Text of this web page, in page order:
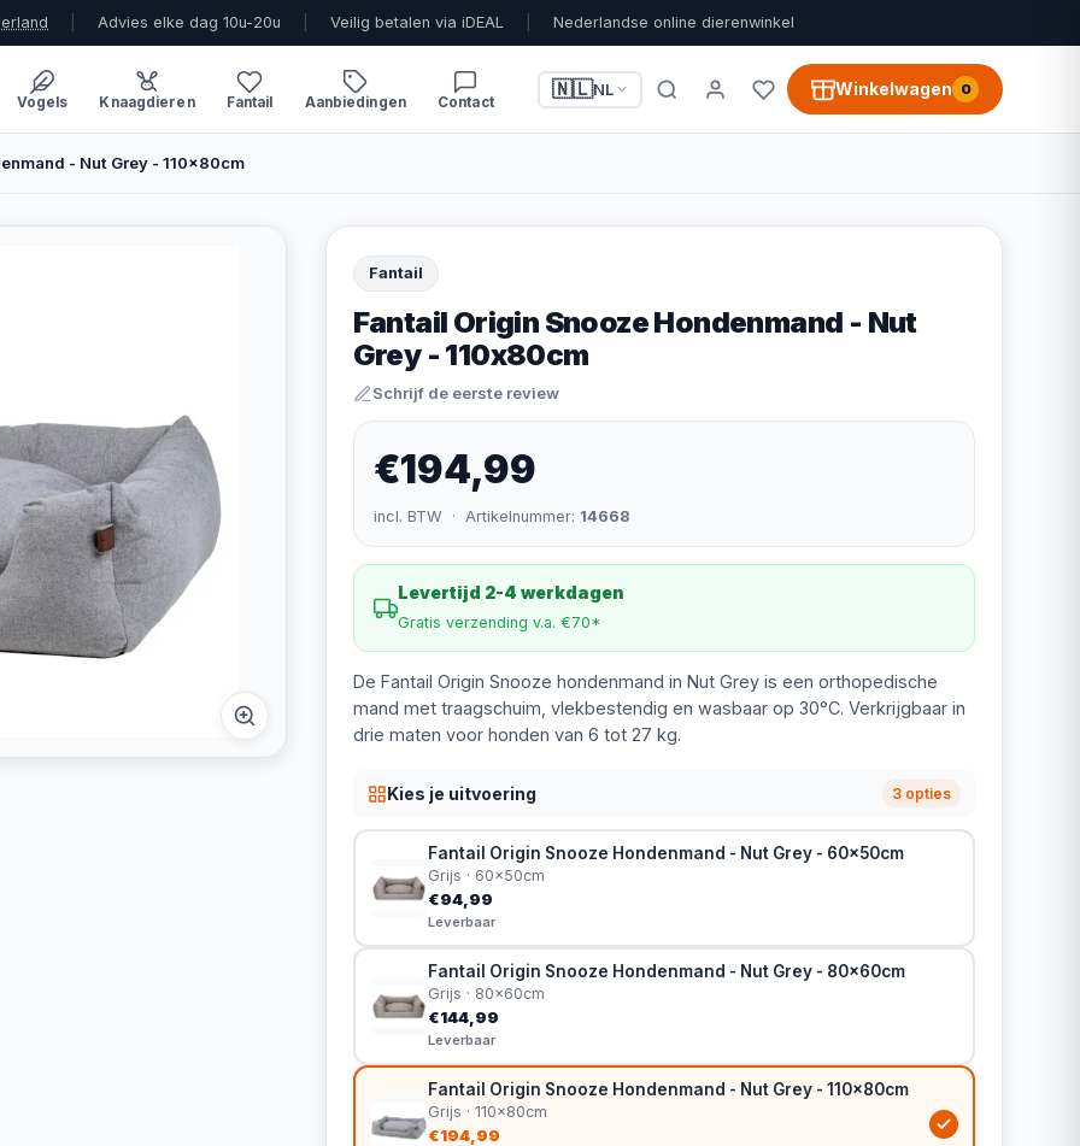
Advies elke dag 10u-20u Veilig betalen via iDEAL Nederlandse online dierenwinkel
Vogels Knaagdieren Fantail Aanbiedingen Contact
🇳🇱NL Winkelwagen 0
- Nut Grey - 110x80cm
Fantail
Fantail Origin Snooze Hondenmand - Nut
Grey - 110x80cm
Schrijf de eerste review
€194,99
incl. BTW · Artikelnummer: 14668
Levertijd 2-4 werkdagen
Gratis verzending v.a. €70*
De Fantail Origin Snooze hondenmand in Nut Grey is een orthopedische
mand met traagschuim, vlekbestendig en wasbaar op 30°C. Verkrijgbaar in
drie maten voor honden van 6 tot 27 kg.
Kies je uitvoering 3 opties
Fantail Origin Snooze Hondenmand - Nut Grey - 60x50cm
Grijs · 60x50cm
€94,99
Leverbaar
Fantail Origin Snooze Hondenmand - Nut Grey - 80x60cm
Grijs · 80x60cm
€144,99
Leverbaar
Fantail Origin Snooze Hondenmand - Nut Grey - 110x80cm
Grijs · 110x80cm
€194,99